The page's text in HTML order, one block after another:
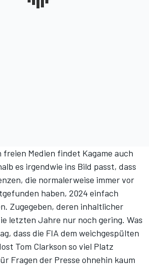
freien Medien findet Kagame auch
es irgendwie ins Bild passt, dass
die normalerweise immer vor
haben, 2024 einfach
Zugegeben, deren inhaltlicher
letzten Jahre nur noch gering. Was
dass die FIA dem weichgespülten
Tom Clarkson so viel Platz
Fragen der Presse ohnehin kaum